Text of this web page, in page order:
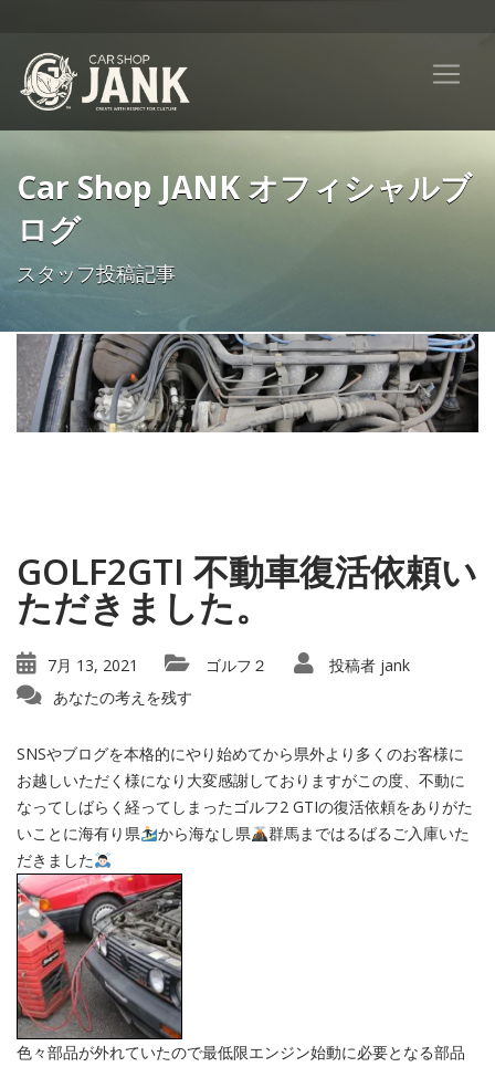
Car Shop JANK オフィシャルブ
ログ
スタッフ投稿記事
GOLF2GTI 不動車復活依頼い
ただきました。
7月 13, 2021 ゴルフ２ 投稿者 jank
あなたの考えを残す
SNSやブログを本格的にやり始めてから県外より多くのお客様に
お越しいただく様になり大変感謝しておりますがこの度、不動に
なってしばらく経ってしまったゴルフ2 GTIの復活依頼をありがた
いことに海有り県
から海なし県
群馬まではるばるご入庫いた
だきました
色々部品が外れていたので最低限エンジン始動に必要となる部品